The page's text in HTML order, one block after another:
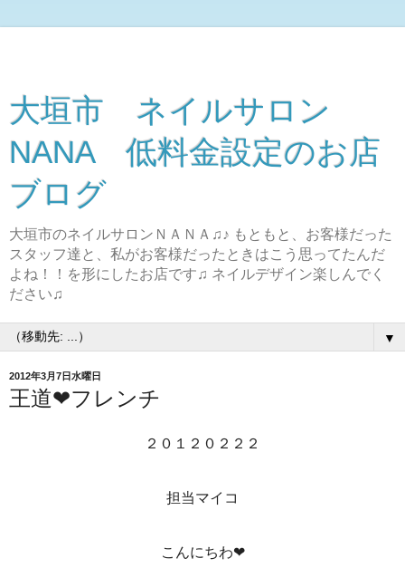
大垣市 ネイルサロン
NANA 低料金設定のお店
ブログ
大垣市のネイルサロンＮＡＮＡ♫♪ もともと、お客様だった
スタッフ達と、私がお客様だったときはこう思ってたんだ
よね！！を形にしたお店です♫ ネイルデザイン楽しんでく
ださい♫
▼
2012年3月7日水曜日
王道❤フレンチ
２０１２０２２２
担当マイコ
こんにちわ❤